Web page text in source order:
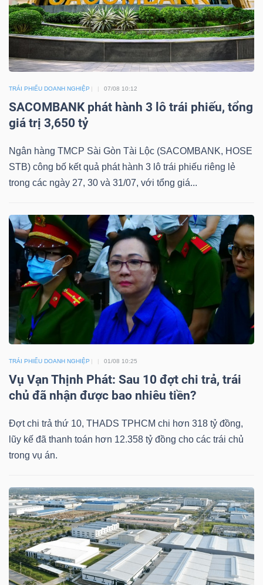
TRÁI PHIẾU DOANH NGHIỆP 07/08 10:12
SACOMBANK phát hành 3 lô trái phiếu, tổng
giá trị 3,650 tỷ
Ngân hàng TMCP Sài Gòn Tài Lộc (SACOMBANK, HOSE
STB) công bố kết quả phát hành 3 lô trái phiếu riêng lẻ
trong các ngày 27, 30 và 31/07, với tổng giá...
TRÁI PHIẾU DOANH NGHIỆP 01/08 10:25
Vụ Vạn Thịnh Phát: Sau 10 đợt chi trả, trái
chủ đã nhận được bao nhiêu tiền?
Đợt chi trả thứ 10, THADS TPHCM chi hơn 318 tỷ đồng,
lũy kế đã thanh toán hơn 12.358 tỷ đồng cho các trái chủ
trong vụ án.
DOANH
NGHIỆP
ĐỘNG
SẢN
TÀI
CHÍNH
HÀNG
HÓA
KINH
TẾ
THẾ
GIỚI
ĐÔNG
TÀI
CHÍNH
CÁ
NHÂN